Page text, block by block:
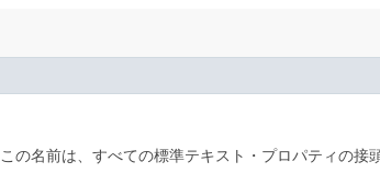
この名前は、すべての標準テキスト・プロパティの接